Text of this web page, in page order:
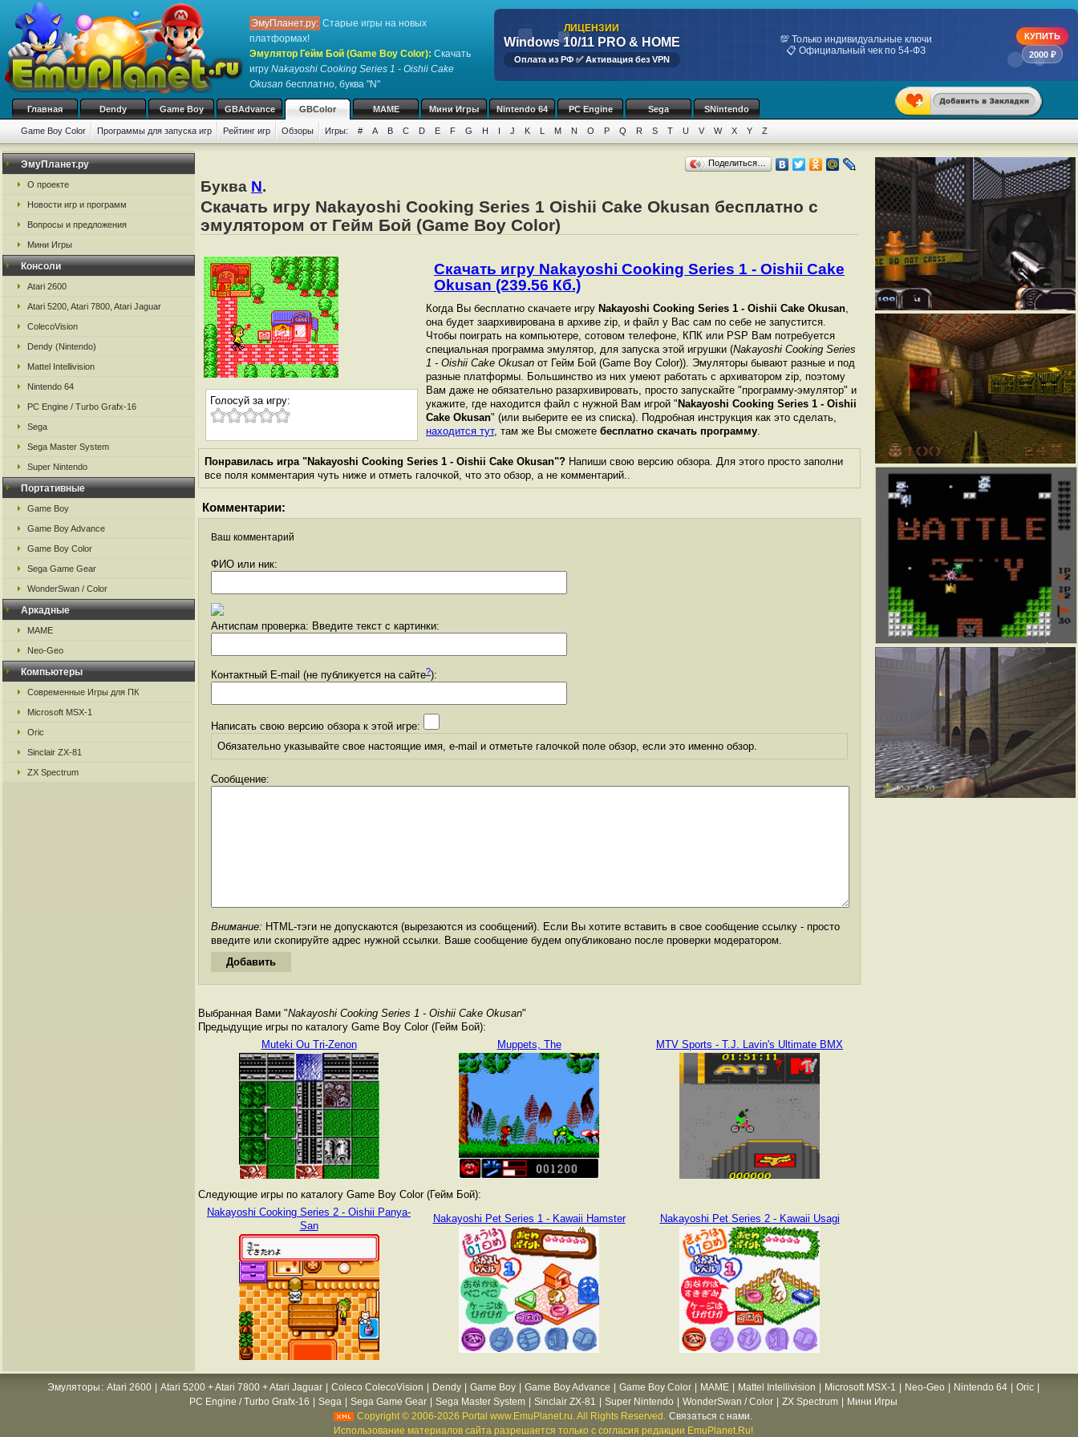
ЭмуПланет.ру: Старые игры на новых
платформах!
Эмулятор Гейм Бой (Game Boy Color): Скачать
игру Nakayoshi Cooking Series 1 - Oishii Cake
Okusan бесплатно, буква "N"
ЛИЦЕНЗИИ
Windows 10/11 PRO & HOME
Оплата из РФ ✅ Активация без VPN
💯 Только индивидуальные ключи
📋 Официальный чек по 54-ФЗ
КУПИТЬ
2000 ₽
Главная Dendy Game Boy GBAdvance GBColor MAME Мини Игры Nintendo 64 PC Engine Sega SNintendo
Game Boy Color Программы для запуска игр Рейтинг игр Обзоры Игры: # A B C D E F G H I J K L M N O P Q R S T U V W X Y Z
ЭмуПланет.ру
О проекте
Новости игр и программ
Вопросы и предложения
Мини Игры
Консоли
Atari 2600
Atari 5200, Atari 7800, Atari Jaguar
ColecoVision
Dendy (Nintendo)
Mattel Intellivision
Nintendo 64
PC Engine / Turbo Grafx-16
Sega
Sega Master System
Super Nintendo
Портативные
Game Boy
Game Boy Advance
Game Boy Color
Sega Game Gear
WonderSwan / Color
Аркадные
MAME
Neo-Geo
Компьютеры
Современные Игры для ПК
Microsoft MSX-1
Oric
Sinclair ZX-81
ZX Spectrum
Поделиться…
Буква N.
Скачать игру Nakayoshi Cooking Series 1 Oishii Cake Okusan бесплатно с
эмулятором от Гейм Бой (Game Boy Color)
Голосуй за игру:
Скачать игру Nakayoshi Cooking Series 1 - Oishii Cake
Okusan (239.56 Кб.)
Когда Вы бесплатно скачаете игру Nakayoshi Cooking Series 1 - Oishii Cake Okusan,
она будет заархивирована в архиве zip, и файл у Вас сам по себе не запустится.
Чтобы поиграть на компьютере, сотовом телефоне, КПК или PSP Вам потребуется
специальная программа эмулятор, для запуска этой игрушки (Nakayoshi Cooking Series
1 - Oishii Cake Okusan от Гейм Бой (Game Boy Color)). Эмуляторы бывают разные и под
разные платформы. Большинство из них умеют работать с архиватором zip, поэтому
Вам даже не обязательно разархивировать, просто запускайте "программу-эмулятор" и
укажите, где находится файл с нужной Вам игрой " Nakayoshi Cooking Series 1 - Oishii
Cake Okusan" (или выберите ее из списка). Подробная инструкция как это сделать,
находится тут, там же Вы сможете бесплатно скачать программу.
Понравилась игра "Nakayoshi Cooking Series 1 - Oishii Cake Okusan"? Напиши свою версию обзора. Для этого просто заполни
все поля комментария чуть ниже и отметь галочкой, что это обзор, а не комментарий..
Комментарии:
Ваш комментарий
ФИО или ник:
Антиспам проверка: Введите текст с картинки:
Контактный E-mail (не публикуется на сайте?):
Написать свою версию обзора к этой игре:
Обязательно указывайте свое настоящие имя, e-mail и отметьте галочкой поле обзор, если это именно обзор.
Сообщение:
Внимание: HTML-тэги не допускаются (вырезаются из сообщений). Если Вы хотите вставить в свое сообщение ссылку - просто
введите или скопируйте адрес нужной ссылки. Ваше сообщение будем опубликовано после проверки модератором.
Выбранная Вами "Nakayoshi Cooking Series 1 - Oishii Cake Okusan"
Предыдущие игры по каталогу Game Boy Color (Гейм Бой):
Muteki Ou Tri-Zenon
Muppets, The MTV Sports - T.J. Lavin's Ultimate BMX
Следующие игры по каталогу Game Boy Color (Гейм Бой):
Nakayoshi Cooking Series 2 - Oishii Panya-
San
Nakayoshi Pet Series 1 - Kawaii Hamster Nakayoshi Pet Series 2 - Kawaii Usagi
Эмуляторы : Atari 2600 Atari 5200 + Atari 7800 + Atari Jaguar Coleco ColecoVision Dendy Game Boy Game Boy Advance Game Boy Color MAME Mattel Intellivision Microsoft MSX-1 Neo-Geo Nintendo 64 Oric
PC Engine / Turbo Grafx-16
Sega Sega Game Gear Sega Master System Sinclair ZX-81 Super Nintendo WonderSwan / Color ZX Spectrum
Мини Игры
Copyright © 2006-2026 Portal www.EmuPlanet.ru. All Rights Reserved. Связаться с нами.
Использование материалов сайта разрешается только с согласия редакции EmuPlanet.Ru!